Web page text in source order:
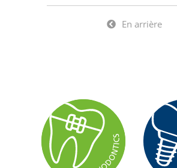
En arrière